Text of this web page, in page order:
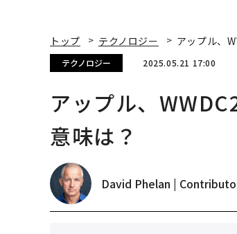
トップ テクノロジー アップル、
テクノロジー 2025.05.21 17:00
アップル、
意味は？
David Phelan |